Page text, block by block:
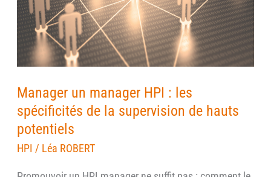
Manager un manager HPI : les
spécificités de la supervision de hauts
potentiels
HPI / Léa ROBERT
:
les
spécificités
supervision
de
hauts
potentiels